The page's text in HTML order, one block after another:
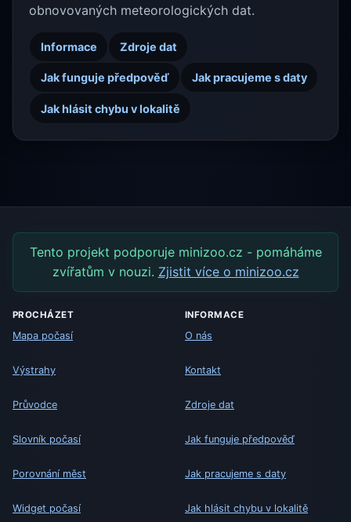
obnovovaných meteorologických dat.
Informace Zdroje dat
Jak funguje předpověď Jak pracujeme s daty
Jak hlásit chybu v lokalitě
Tento projekt podporuje minizoo.cz - pomáháme
zvířatům v nouzi. Zjistit více o minizoo.cz
PROCHÁZET
Mapa počasí
Výstrahy
Průvodce
Slovník počasí
Porovnání měst
Widget počasí
INFORMACE
O nás
Kontakt
Zdroje dat
Jak funguje předpověď
Jak pracujeme s daty
Jak hlásit chybu v lokalitě